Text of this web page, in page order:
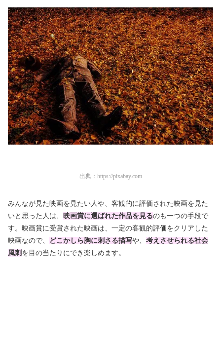
出典： https://pixabay.com
みんなが見た映画を見たい人や、客観的に評価された映画を見た
いと思った人は、 映画賞に選ばれた作品を見るのも一つの手段で
す。映画賞に受賞された映画は、一定の客観的評価をクリアした
映画なので、
どこかしら胸に刺さる描写や、 考えさせられる社会
風刺 を目の当たりにでき楽しめます。